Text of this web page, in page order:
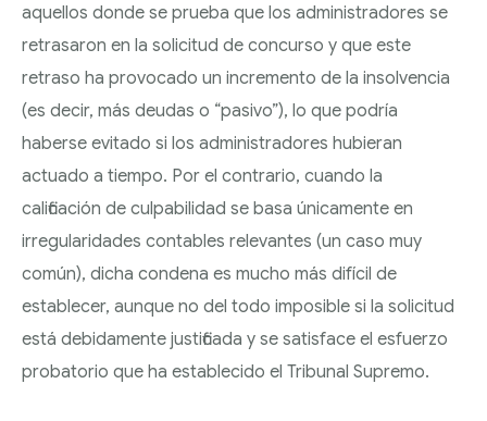
aquellos donde se prueba que los administradores se
retrasaron en la solicitud de concurso y que este
retraso ha provocado un incremento de la insolvencia
(es decir, más deudas o “pasivo”), lo que podría
haberse evitado si los administradores hubieran
actuado a tiempo. Por el contrario, cuando la
calificación de culpabilidad se basa únicamente en
irregularidades contables relevantes (un caso muy
común), dicha condena es mucho más difícil de
establecer, aunque no del todo imposible si la solicitud
está debidamente justificada y se satisface el esfuerzo
probatorio que ha establecido el Tribunal Supremo.